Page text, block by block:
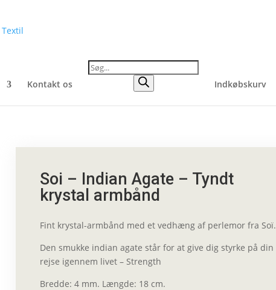
Kontakt os
Products
search
Indkøbskurv
Soi – Indian Agate – Tyndt
krystal armbånd
Fint krystal-armbånd med et vedhæng af perlemor fra Soï.
Den smukke indian agate står for at give dig styrke på din
rejse igennem livet – Strength
Bredde: 4 mm. Længde: 18 cm.